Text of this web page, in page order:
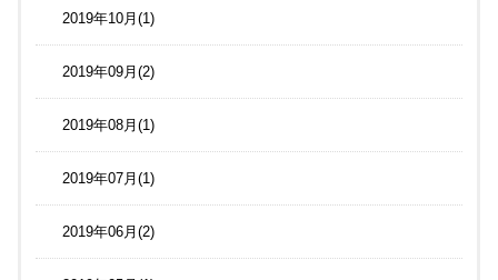
2019年10月(1)
2019年09月(2)
2019年08月(1)
2019年07月(1)
2019年06月(2)